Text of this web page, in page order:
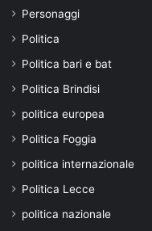
Personaggi
Politica
Politica bari e bat
Politica Brindisi
politica europea
Politica Foggia
politica internazionale
Politica Lecce
politica nazionale